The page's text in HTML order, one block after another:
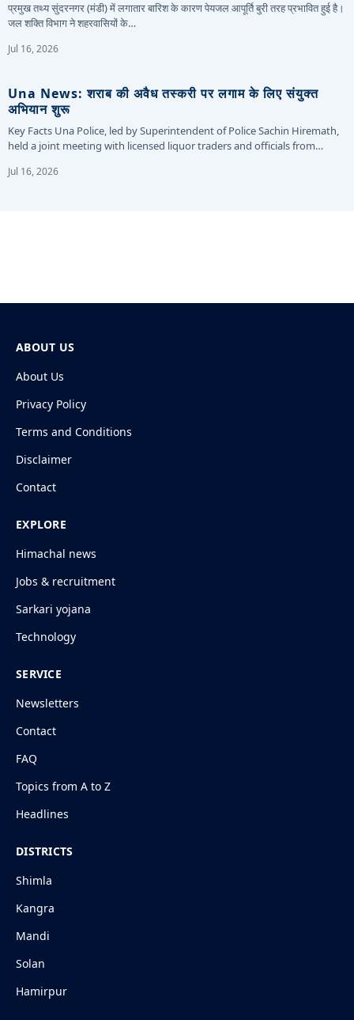
प्रमुख तथ्य सुंदरनगर (मंडी) में लगातार बारिश के कारण पेयजल आपूर्ति बुरी तरह प्रभावित हुई है।
जल शक्ति विभाग ने शहरवासियों के…
Jul 16, 2026
Una News: शराब की अवैध तस्करी पर लगाम के लिए संयुक्त
अभियान शुरू
Key Facts Una Police, led by Superintendent of Police Sachin Hiremath,
held a joint meeting with licensed liquor traders and officials from…
Jul 16, 2026
ABOUT US
About Us
Privacy Policy
Terms and Conditions
Disclaimer
Contact
EXPLORE
Himachal news
Jobs & recruitment
Sarkari yojana
Technology
SERVICE
Newsletters
Contact
FAQ
Topics from A to Z
Headlines
DISTRICTS
Shimla
Kangra
Mandi
Solan
Hamirpur